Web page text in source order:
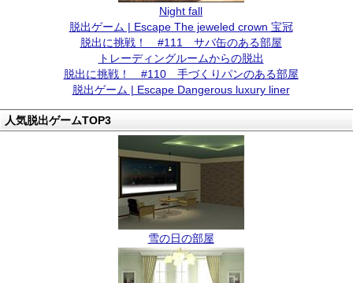
Night fall
脱出ゲーム | Escape The jeweled crown 宝冠
脱出に挑戦！ #111 サバ缶のある部屋
トレーディングルームからの脱出
脱出に挑戦！ #110 手づくりパンのある部屋
脱出ゲーム | Escape Dangerous luxury liner
人気脱出ゲームTOP3
雪の日の部屋